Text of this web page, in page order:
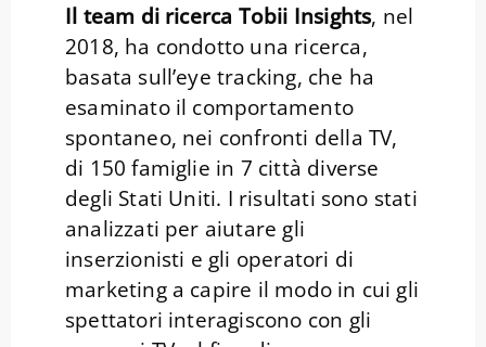
Il team di ricerca Tobii Insights, nel
2018, ha condotto una ricerca,
basata sull’eye tracking, che ha
esaminato il comportamento
spontaneo, nei confronti della TV,
di 150 famiglie in 7 città diverse
degli Stati Uniti. I risultati sono stati
analizzati per aiutare gli
inserzionisti e gli operatori di
marketing a capire il modo in cui gli
spettatori interagiscono con gli